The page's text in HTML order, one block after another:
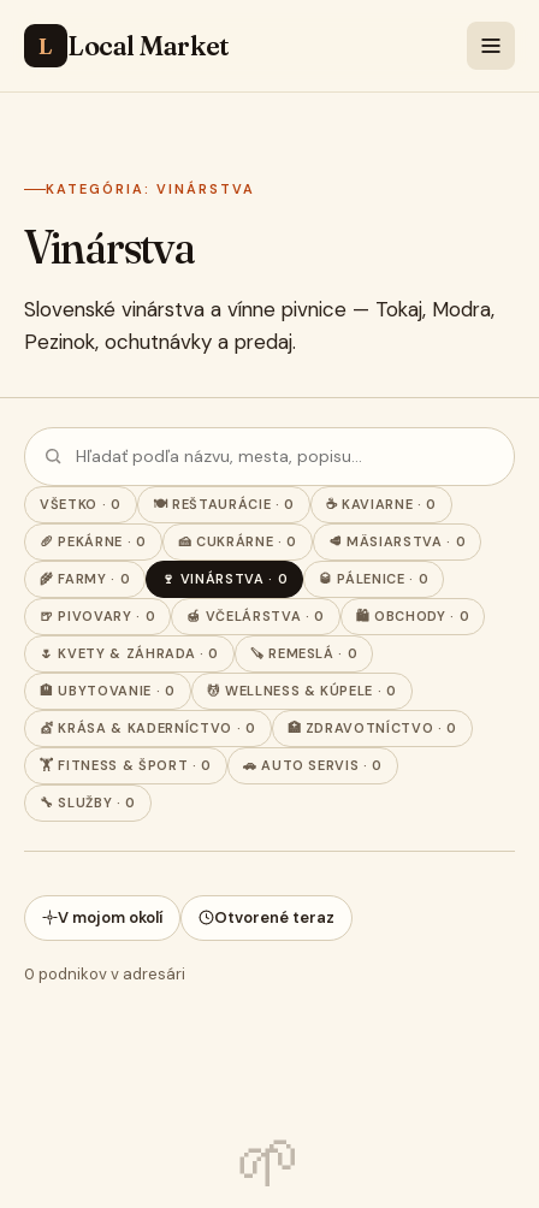
L Local Market
KATEGÓRIA: VINÁRSTVA
Vinárstva
Slovenské vinárstva a vínne pivnice — Tokaj, Modra,
Pezinok, ochutnávky a predaj.
VŠETKO · 0 🍽️ REŠTAURÁCIE · 0 ☕ KAVIARNE · 0
🥖 PEKÁRNE · 0 🍰 CUKRÁRNE · 0 🥩 MÄSIARSTVA · 0
🌾 FARMY · 0 🍷 VINÁRSTVA · 0 🥃 PÁLENICE · 0
🍺 PIVOVARY · 0 🍯 VČELÁRSTVA · 0 🛍️ OBCHODY · 0
🌷 KVETY & ZÁHRADA · 0 🪚 REMESLÁ · 0
🏨 UBYTOVANIE · 0 💆 WELLNESS & KÚPELE · 0
💇 KRÁSA & KADERNÍCTVO · 0 🏥 ZDRAVOTNÍCTVO · 0
🏋️ FITNESS & ŠPORT · 0 🚗 AUTO SERVIS · 0
🔧 SLUŽBY · 0
V mojom okolí Otvorené teraz
0 podnikov v adresári
🌱